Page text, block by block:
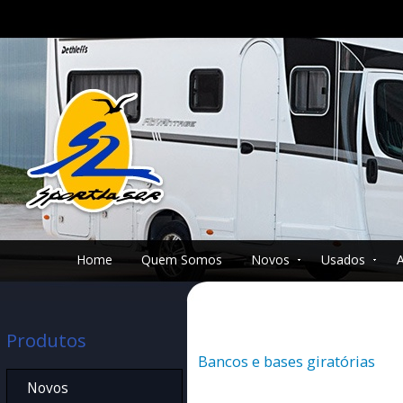
Home Quem Somos Novos Usados
Bancos e bases giratórias
Produtos
Novos